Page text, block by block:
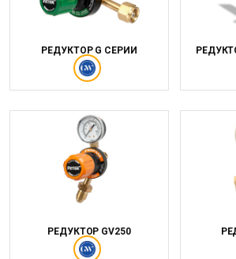
РЕДУКТОР G СЕРИИ
РЕДУКТОР GV250